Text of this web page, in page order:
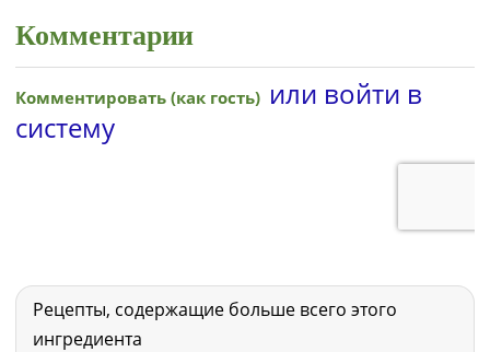
Комментарии
Рецепты, содержащие больше всего этого
ингредиента